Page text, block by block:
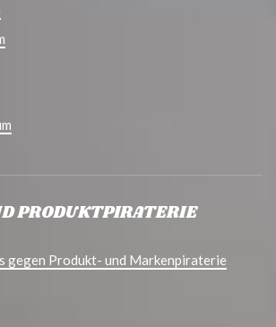
PRODUKTPIRATERIE
gegen Produkt- und Markenpiraterie